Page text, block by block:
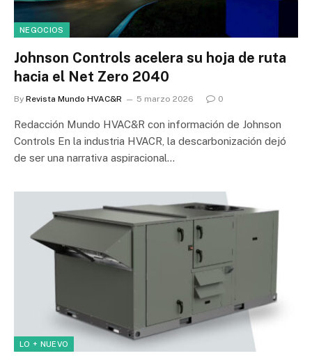
NEGOCIOS
Johnson Controls acelera su hoja de ruta
hacia el Net Zero 2040
By Revista Mundo HVAC&R 5 marzo 2026 0
Redacción Mundo HVAC&R con información de Johnson
Controls En la industria HVACR, la descarbonización dejó
de ser una narrativa aspiracional…
LO + NUEVO